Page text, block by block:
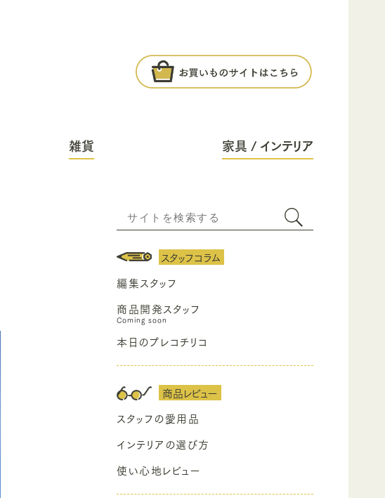
雑貨 家具 / インテリア
スタッフコラム
編集スタッフ
商品開発スタッフ
本日のプレコチリコ
商品レビュー
スタッフの愛用品
インテリアの選び方
使い心地レビュー